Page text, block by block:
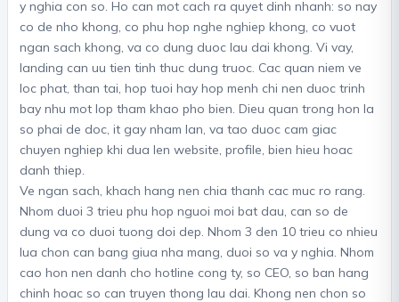
y nghia con so. Ho can mot cach ra quyet dinh nhanh: so nay
co de nho khong, co phu hop nghe nghiep khong, co vuot
ngan sach khong, va co dung duoc lau dai khong. Vi vay,
landing can uu tien tinh thuc dung truoc. Cac quan niem ve
loc phat, than tai, hop tuoi hay hop menh chi nen duoc trinh
bay nhu mot lop tham khao pho bien. Dieu quan trong hon la
so phai de doc, it gay nham lan, va tao duoc cam giac
chuyen nghiep khi dua len website, profile, bien hieu hoac
danh thiep.
Ve ngan sach, khach hang nen chia thanh cac muc ro rang.
Nhom duoi 3 trieu phu hop nguoi moi bat dau, can so de
dung va co duoi tuong doi dep. Nhom 3 den 10 trieu co nhieu
lua chon can bang giua nha mang, duoi so va y nghia. Nhom
cao hon nen danh cho hotline cong ty, so CEO, so ban hang
chinh hoac so can truyen thong lau dai. Khong nen chon so